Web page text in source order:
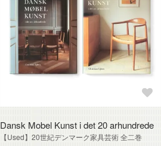
Dansk Mobel Kunst i det 20 arhundrede
【Used】20世紀デンマーク家具芸術 全二巻